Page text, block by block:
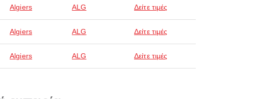
Algiers ALG Δείτε τιμές
Algiers ALG Δείτε τιμές
Algiers ALG Δείτε τιμές